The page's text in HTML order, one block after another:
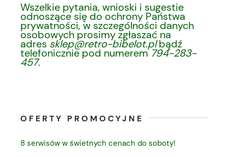
Wszelkie pytania, wnioski i sugestie
odnoszące się do ochrony Państwa
prywatności, w szczególności danych
osobowych prosimy zgłaszać na
adres sklep@retro-bibelot.plbądź
telefonicznie pod numerem 794-283-
457.
OFERTY PROMOCYJNE
8 serwisów w świetnych cenach do soboty!